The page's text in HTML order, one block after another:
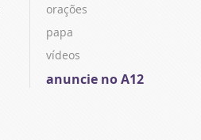
orações
papa
vídeos
anuncie no A12